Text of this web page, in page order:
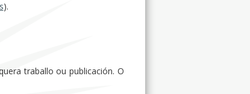
).
traballo ou publicación. O